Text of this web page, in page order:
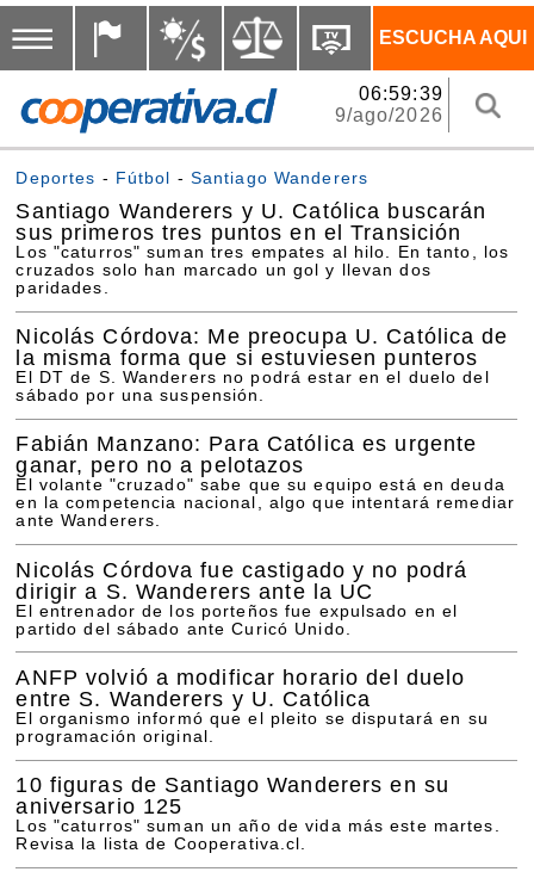
ESCUCHA AQUI
06:59:40
9/ago/2026
Deportes - Fútbol - Santiago Wanderers
Santiago Wanderers y U. Católica buscarán
sus primeros tres puntos en el Transición
Los "caturros" suman tres empates al hilo. En tanto, los
cruzados solo han marcado un gol y llevan dos
paridades.
Nicolás Córdova: Me preocupa U. Católica de
la misma forma que si estuviesen punteros
El DT de S. Wanderers no podrá estar en el duelo del
sábado por una suspensión.
Fabián Manzano: Para Católica es urgente
ganar, pero no a pelotazos
El volante "cruzado" sabe que su equipo está en deuda
en la competencia nacional, algo que intentará remediar
ante Wanderers.
Nicolás Córdova fue castigado y no podrá
dirigir a S. Wanderers ante la UC
El entrenador de los porteños fue expulsado en el
partido del sábado ante Curicó Unido.
ANFP volvió a modificar horario del duelo
entre S. Wanderers y U. Católica
El organismo informó que el pleito se disputará en su
programación original.
10 figuras de Santiago Wanderers en su
aniversario 125
Los "caturros" suman un año de vida más este martes.
Revisa la lista de Cooperativa.cl.